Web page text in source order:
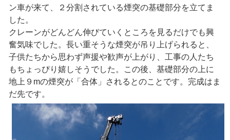
ン車が来て、２分割されている煙突の基礎部分を立てま
した。
クレーンがどんどん伸びていくところを見るだけでも興
奮気味でした。長い重そうな煙突が吊り上げられると、
子供たちから思わず声援や歓声が上がり、工事の人たち
もちょっぴり嬉しそうでした。この後、基礎部分の上に
地上９mの煙突が「合体」されるとのことです。完成はま
だ先です。